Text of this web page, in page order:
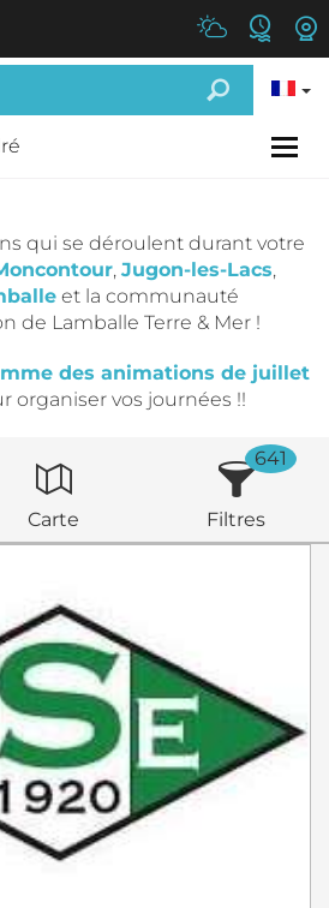
qui se déroulent durant votre
, Jugon-les-Lacs,
et la communauté
de Lamballe Terre & Mer !
des animations de juillet
organiser vos journées !!
Carte Filtres
641